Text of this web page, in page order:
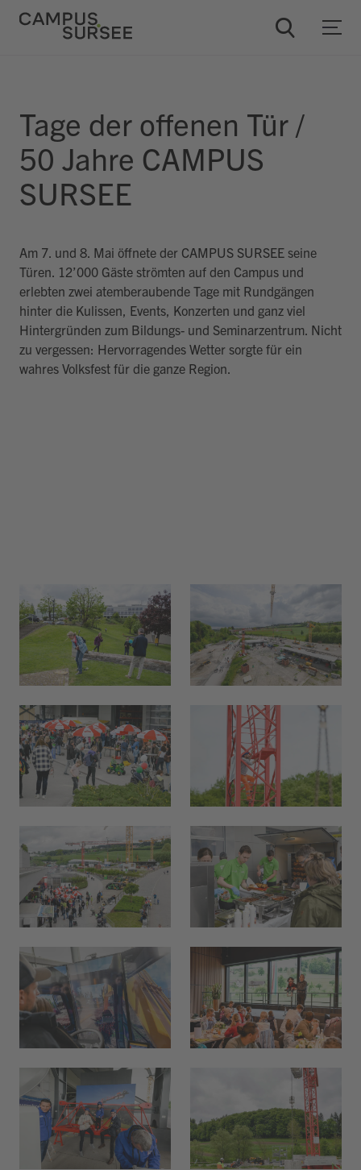
Tage der offenen Tür /
50 Jahre CAMPUS
SURSEE
Am 7. und 8. Mai öffnete der CAMPUS SURSEE seine
Türen. 12’000 Gäste strömten auf den Campus und
erlebten zwei atemberaubende Tage mit Rundgängen
hinter die Kulissen, Events, Konzerten und ganz viel
Hintergründen zum Bildungs- und Seminarzentrum. Nicht
zu vergessen: Hervorragendes Wetter sorgte für ein
wahres Volksfest für die ganze Region.
ChatBob